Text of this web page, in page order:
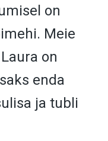
on
Meie
on
enda
ja tubli